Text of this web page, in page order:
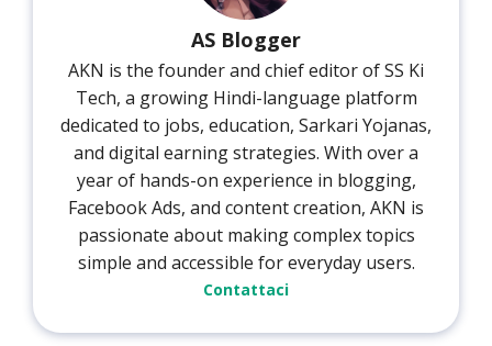
AS Blogger
AKN is the founder and chief editor of SS Ki
Tech, a growing Hindi-language platform
dedicated to jobs, education, Sarkari Yojanas,
and digital earning strategies. With over a
year of hands-on experience in blogging,
Facebook Ads, and content creation, AKN is
passionate about making complex topics
simple and accessible for everyday users.
Contattaci